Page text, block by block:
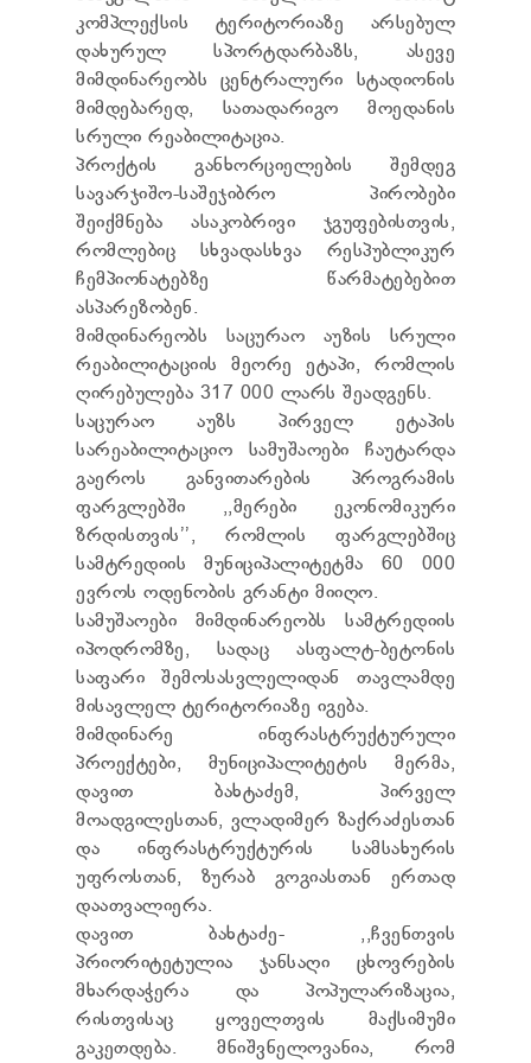
ОТЧЁТ ДЛЯ ПРЕДОСТАВЛЕНИЯ ПРЕЗИДЕНТУ И
ПАРЛАМЕНТУ
ТРЕБОВАНИЯ ПУБЛИЧНОЙ ИНФОРМАЦИИ
УПОЛНОМОЧЕННЫЙ ПО ЗАЩИТЕ
ПЕРСОНАЛЬНЫХ ДАННЫХ
ПРАВОВЕДЧЕСКИЕ РЕШЕНИЯ
ПРАВИЛА ОБЖАЛОВАНИЯ
კომპლექსის ტერიტორიაზე არსებულ
დახურულ სპორტდარბაზს, ასევე
მიმდინარეობს ცენტრალური სტადიონის
მიმდებარედ, სათადარიგო მოედანის
სრული რეაბილიტაცია.
პროქტის განხორციელების შემდეგ
სავარჯიშო-საშეჯიბრო პირობები
შეიქმნება ასაკობრივი ჯგუფებისთვის,
რომლებიც სხვადასხვა რესპუბლიკურ
ჩემპიონატებზე წარმატებებით
ასპარეზობენ.
მიმდინარეობს საცურაო აუზის სრული
რეაბილიტაციის მეორე ეტაპი, რომლის
ღირებულება 317 000 ლარს შეადგენს.
საცურაო აუზს პირველ ეტაპის
სარეაბილიტაციო სამუშაოები ჩაუტარდა
გაეროს განვითარების პროგრამის
ფარგლებში ,,მერები ეკონომიკური
ზრდისთვის’’, რომლის ფარგლებშიც
სამტრედიის მუნიციპალიტეტმა 60 000
ევროს ოდენობის გრანტი მიიღო.
სამუშაოები მიმდინარეობს სამტრედიის
იპოდრომზე, სადაც ასფალტ-ბეტონის
საფარი შემოსასვლელიდან თავლამდე
მისავლელ ტერიტორიაზე იგება.
მიმდინარე ინფრასტრუქტურული
პროექტები, მუნიციპალიტეტის მერმა,
დავით ბახტაძემ, პირველ
მოადგილესთან, ვლადიმერ ზაქრაძესთან
და ინფრასტრუქტურის სამსახურის
უფროსთან, ზურაბ გოგიასთან ერთად
დაათვალიერა.
დავით ბახტაძე- ,,ჩვენთვის
პრიორიტეტულია ჯანსაღი ცხოვრების
მხარდაჭერა და პოპულარიზაცია,
რისთვისაც ყოველთვის მაქსიმუმი
გაკეთდება. მნიშვნელოვანია, რომ